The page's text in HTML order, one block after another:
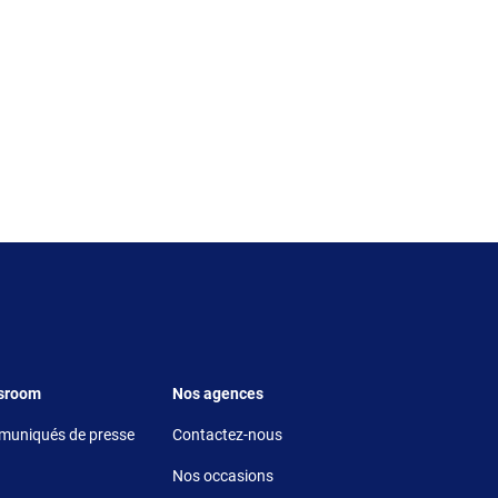
5
de presse
Footer 6
Nos agences
Contactez-nous
Nos occasions